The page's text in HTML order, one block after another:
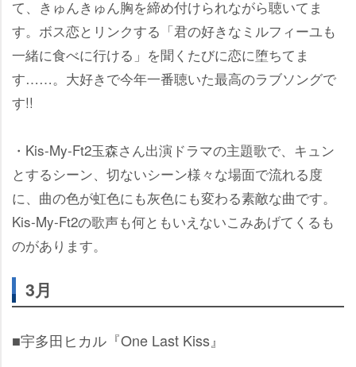
て、きゅんきゅん胸を締め付けられながら聴いてま
す。ボス恋とリンクする「君の好きなミルフィーユも
一緒に食べに行ける」を聞くたびに恋に堕ちてま
す……。大好きで今年一番聴いた最高のラブソングで
す!!
・Kis-My-Ft2玉森さん出演ドラマの主題歌で、キュン
とするシーン、切ないシーン様々な場面で流れる度
に、曲の色が虹色にも灰色にも変わる素敵な曲です。
Kis-My-Ft2の歌声も何ともいえないこみあげてくるも
のがあります。
3月
■宇多田ヒカル『One Last Kiss』